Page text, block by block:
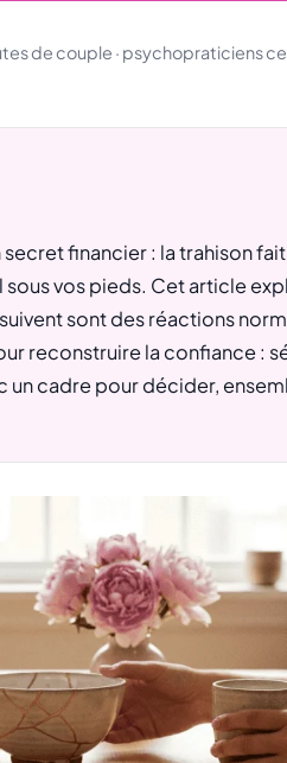
de couple · psychopraticiens
financier : la trahison
sous vos pieds. Cet article
sont des réactions
reconstruire la confiance :
cadre pour décider,